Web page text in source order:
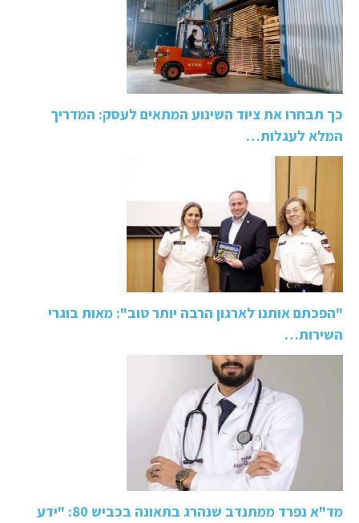
כך תבחרו את ציוד השינוע המתאים לעסק: המדריך
המלא לעגלות…
"הפכתם אותנו לארגון הרבה יותר טוב": מאות בוגרי
השירות…
מד"א נפרד ממתנדב שנהרג בתאונה בכביש 80: "ידע